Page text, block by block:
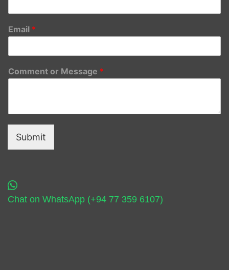
Email *
Comment or Message *
Submit
Chat on WhatsApp (+94 77 359 6107)